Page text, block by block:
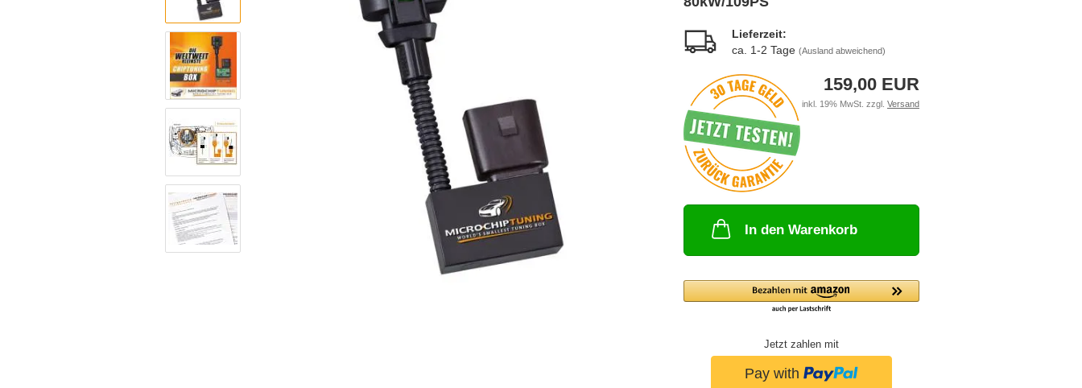
Lieferzeit:
ca. 1-2 Tage (Ausland abweichend)
159,00 EUR
inkl. 19% MwSt. zzgl. Versand
In den Warenkorb
Jetzt zahlen mit